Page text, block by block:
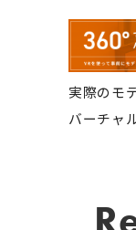
実際のモ
バーチャ